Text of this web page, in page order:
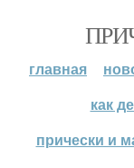
главная
как
прически и